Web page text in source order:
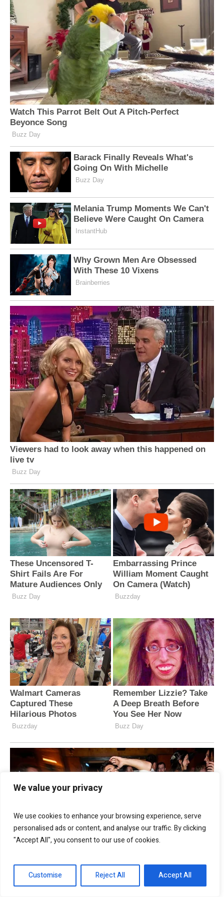
We value your privacy
We use cookies to enhance your browsing experience, serve
personalised ads or content, and analyse our traffic. By clicking
"Accept All", you consent to our use of cookies.
Customise Reject All Accept All